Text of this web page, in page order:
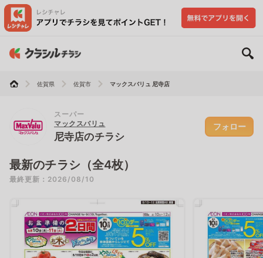
佐賀県 佐賀市 マックスバリュ 尼寺店
スーパー
マックスバリュ
尼寺店のチラシ
フォロー
最新のチラシ（全4枚）
最終更新：2026/08/10